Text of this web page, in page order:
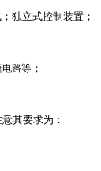
独立式控制装置；
电路等；
其要求为：